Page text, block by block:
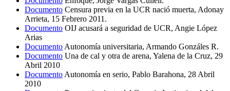
Documento Censura previa en la UCR nació muerta, Adonay
Arrieta, 15 Febrero 2011.
Documento OIJ acusará a seguridad de UCR, Angie López
Arias
Documento Autonomía universitaria, Armando Gonzáles R.
Documento Una de cal y otra de arena, Yalena de la Cruz, 29
Abril 2010
Documento Autonomía en serio, Pablo Barahona, 28 Abril
2010